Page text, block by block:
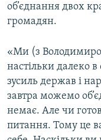
об’єднання двох
громадян.
«Ми (з
настільки далеко
зусиль держав і
завтра можемо
немає. Але чи
питання. Тому це